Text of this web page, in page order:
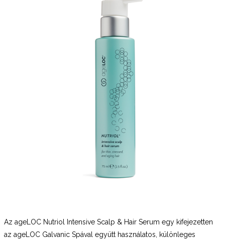
Az ageLOC Nutriol Intensive Scalp & Hair Serum egy kifejezetten
az ageLOC Galvanic Spával együtt használatos, különleges